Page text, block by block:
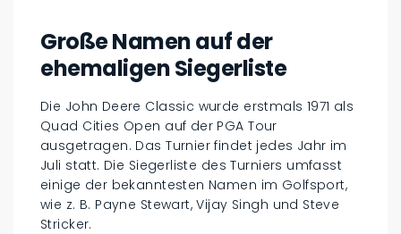
Große Namen auf der
ehemaligen Siegerliste
Die John Deere Classic wurde erstmals 1971 als
Quad Cities Open auf der PGA Tour
ausgetragen. Das Turnier findet jedes Jahr im
Juli statt. Die Siegerliste des Turniers umfasst
einige der bekanntesten Namen im Golfsport,
wie z. B. Payne Stewart, Vijay Singh und Steve
Stricker.